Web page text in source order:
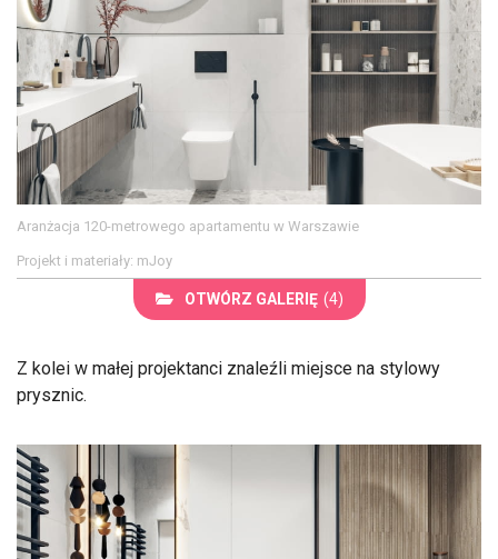
Aranżacja 120-metrowego apartamentu w Warszawie
Projekt i materiały: mJoy
OTWÓRZ GALERIĘ (4)
Z kolei w małej projektanci znaleźli miejsce na stylowy
prysznic.